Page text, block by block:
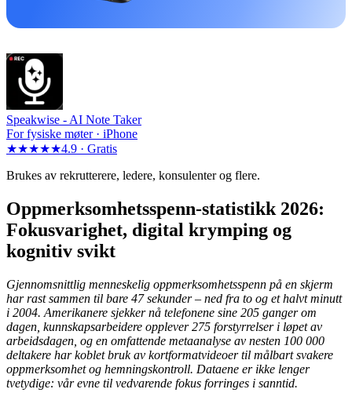
Speakwise - AI Note Taker
For fysiske møter · iPhone
★★★★★4.9 · Gratis
Brukes av rekrutterere, ledere, konsulenter og flere.
Oppmerksomhetsspenn-statistikk 2026:
Fokusvarighet, digital krymping og
kognitiv svikt
Gjennomsnittlig menneskelig oppmerksomhetsspenn på en skjerm
har rast sammen til bare 47 sekunder – ned fra to og et halvt minutt
i 2004. Amerikanere sjekker nå telefonene sine 205 ganger om
dagen, kunnskapsarbeidere opplever 275 forstyrrelser i løpet av
arbeidsdagen, og en omfattende metaanalyse av nesten 100 000
deltakere har koblet bruk av kortformatvideoer til målbart svakere
oppmerksomhet og hemningskontroll. Dataene er ikke lenger
tvetydige: vår evne til vedvarende fokus forringes i sanntid.